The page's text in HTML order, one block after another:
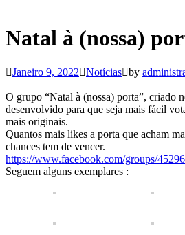
Natal à (nossa)
Janeiro 9, 2022 Notícias by
O grupo “Natal à (nossa) porta”, criado
desenvolvido para que seja mais fácil
mais originais.
Quantos mais likes a porta que acham
chances tem de vencer.
https://www.facebook.com/groups/
Seguem alguns exemplares :